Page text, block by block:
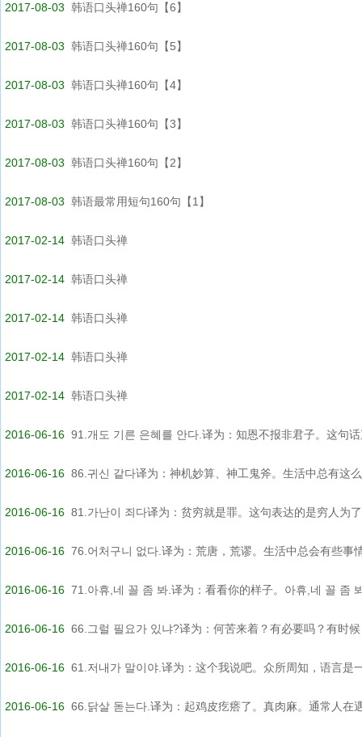
2017-08-03 韩语口头禅160句【6】
2017-08-03 韩语口头禅160句【5】
2017-08-03 韩语口头禅160句【4】
2017-08-03 韩语口头禅160句【3】
2017-08-03 韩语口头禅160句【2】
2017-08-03 韩语最常用短句160句【1】
2017-02-14 韩语口头禅
2017-02-14 韩语口头禅
2017-02-14 韩语口头禅
2017-02-14 韩语口头禅
2017-02-14 韩语口头禅
2016-06-16 91.개도 기른 은혜를 안다.译为：知恩不报非君子。这句
2016-06-16 86.귀신 같다译为：神机妙算、神工鬼斧。生活中总有这
2016-06-16 81.가난이 죄다译为：贫穷就是罪。这句表达的是穷人为
2016-06-16 76.어처구니 없다.译为：荒唐，荒谬。生活中总会有些事
2016-06-16 71.아휴,네 꼴 좀 봐.译为：看看你的样子。아휴,네 꼴 좀
2016-06-16 66.그럴 필요가 있냐?译为：何苦来着？有必要吗？有时
2016-06-16 61.저내가 말이야.译为：这个我说吧。众所周知，语言是
2016-06-16 66.닭살 돋는다.译为：起鸡皮疙瘩了。真肉麻。通常人在